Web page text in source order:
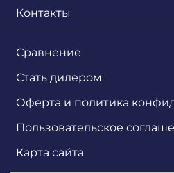
Контакты
Сравнение
Стать дилером
Оферта и политика
Пользовательское
Карта сайта